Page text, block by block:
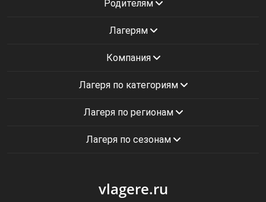
Родителям
Лагерям
Компания
Лагеря по категориям
Лагеря по регионам
Лагеря по сезонам
vlagere.ru